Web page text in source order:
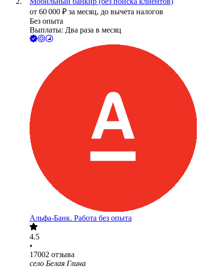
от 60 000 ₽ за месяц, до вычета налогов
Без опыта
Выплаты: Два раза в месяц
Альфа-Банк. Работа без опыта
4.5
•
17002 отзыва
село Белая Глина